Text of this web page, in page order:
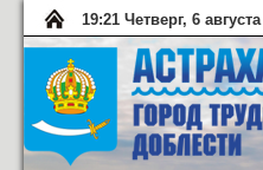
19:21 Четверг, 6 августа